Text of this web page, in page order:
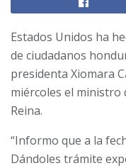
Estados Unidos ha
de ciudadanos
presidenta Xiomara
miércoles el ministro
Reina.
“Informo que a la
Dándoles trámite